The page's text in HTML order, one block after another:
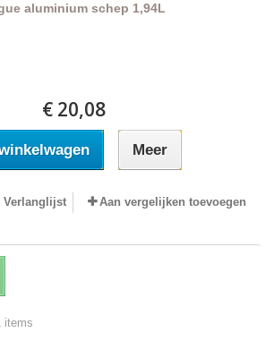
aluminium schep 1,94L
€ 20,08
Meer
Verlanglijst Aan vergelijken toevoegen
items